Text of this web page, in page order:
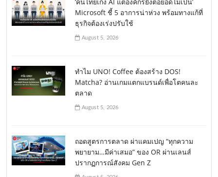
Microsoft ชี้ 5 อาการน่าห่วง พร้อมทางแก้ที่
ธุรกิจต้องเร่งปรับใช้
August 5, 2026
ทำไม UNO! Coffee ต้องสร้าง DOS!
Matcha? อ่านเกมแตกแบรนด์เพื่อโตคนละ
ตลาด
August 5, 2026
ถอดสูตรการตลาด ผ่าแคมเปญ “ทุกความ
พยายาม…มีค่าเสมอ” ของ OR ผ่านเลนส์
ปรากฏการณ์สังคม Gen Z